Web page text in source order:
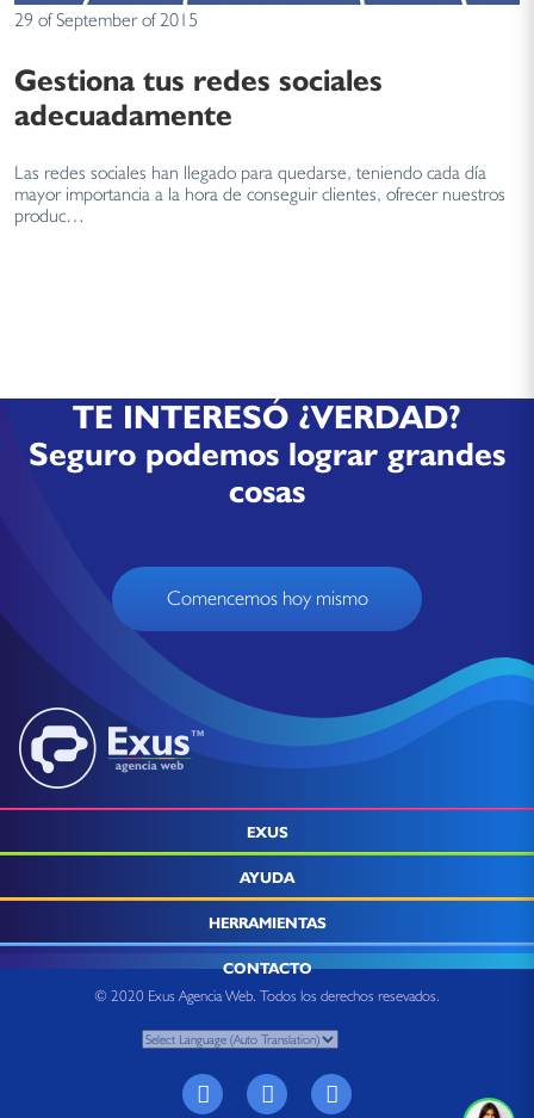
29 of September of 2015
Gestiona tus redes sociales
adecuadamente
Las redes sociales han llegado para quedarse, teniendo cada día
mayor importancia a la hora de conseguir clientes, ofrecer nuestros
produc…
TE INTERESÓ ¿VERDAD?
Seguro podemos lograr grandes
cosas
Comencemos hoy mismo
EXUS
AYUDA
HERRAMIENTAS
CONTACTO
© 2020 Exus Agencia Web. Todos los derechos resevados.